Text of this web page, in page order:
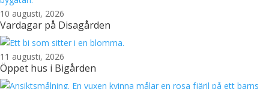
10 augusti, 2026
Vardagar på Disagården
11 augusti, 2026
Öppet hus i Bigården